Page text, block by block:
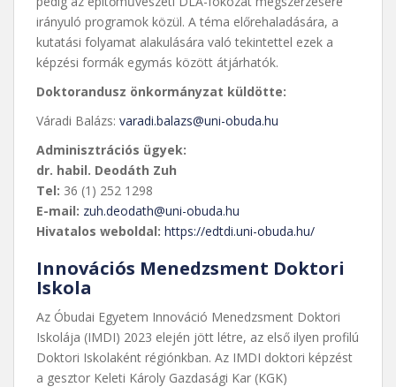
irányuló programok közül. A téma előrehaladására, a
kutatási folyamat alakulására való tekintettel ezek a
képzési formák egymás között átjárhatók.
Doktorandusz önkormányzat küldötte:
Váradi Balázs: varadi.balazs@uni-obuda.hu
Adminisztrációs ügyek:
dr. habil. Deodáth Zuh
Tel: 36 (1) 252 1298
E-mail: zuh.deodath@uni-obuda.hu
Hivatalos weboldal: https://edtdi.uni-obuda.hu/
Innovációs Menedzsment Doktori
Iskola
Az Óbudai Egyetem Innováció Menedzsment Doktori
Iskolája (IMDI) 2023 elején jött létre, az első ilyen profilú
Doktori Iskolaként régiónkban. Az IMDI doktori képzést
a gesztor Keleti Károly Gazdasági Kar (KGK)